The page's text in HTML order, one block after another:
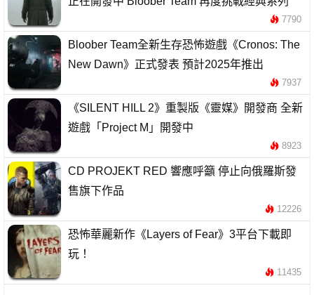
7790
Bloober Team全新生存恐怖遊戲《Cronos: The
New Dawn》正式發表 預計2025年推出
7937
《SILENT HILL 2》重製版《靈媒》開發商 全新
遊戲「Project M」開發中
8923
CD PROJEKT RED 響應呼籲 停止向俄羅斯發
售旗下作品
12226
恐怖華麗新作《Layers of Fear》3平台下載即
玩！
11435